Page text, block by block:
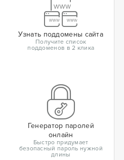
Узнать поддомены сайта
Получите список
поддоменов в 2 клика
Генератор паролей
онлайн
Быстро придумает
безопасный пароль нужной
длины